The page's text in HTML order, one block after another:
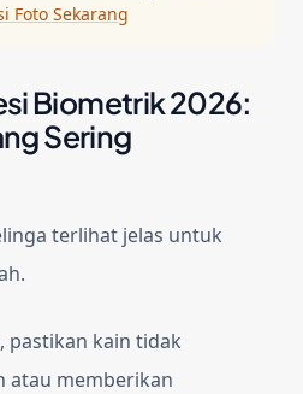
Foto Sekarang
Biometrik 2026:
Sering
terlihat jelas untuk
pastikan kain tidak
atau memberikan